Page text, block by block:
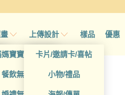
媽寶寶無框畫
餐飲無框畫
上傳設計
卡片/邀請卡/喜帖
小物/禮品
樣品 優惠